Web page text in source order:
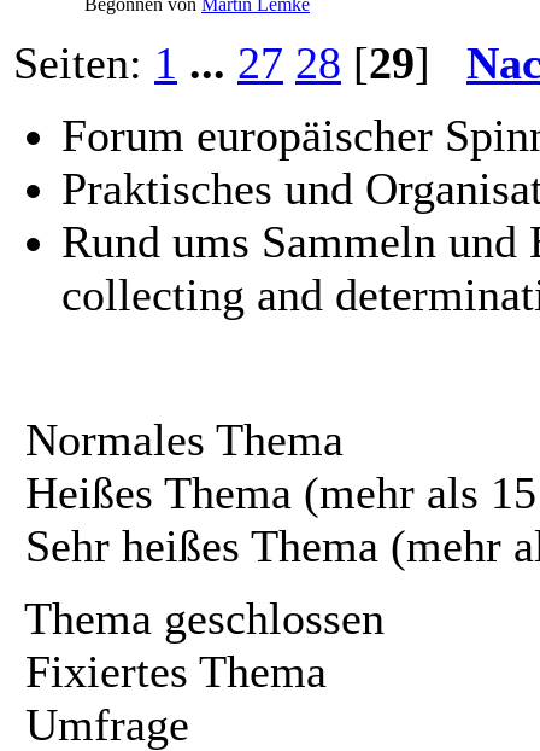
Seiten: 1 ... 27 28 [29]
Forum europäischer
Praktisches und
Rund ums Sammeln
collecting and
Normales Thema
Heißes Thema (mehr als
Sehr heißes Thema (mehr
Thema geschlossen
Fixiertes Thema
Umfrage